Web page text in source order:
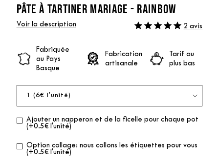
PÂTE À TARTINER MARIAGE - RAINBOW
Voir la description 2 avis
Fabriquée
au Pays
Basque
Fabrication
artisanale
Tarif au
plus bas
Ajouter un napperon et de la ficelle pour chaque pot
(+0.5€ l'unité)
Option collage: nous collons les étiquettes pour vous
(+0.5€ l'unité)